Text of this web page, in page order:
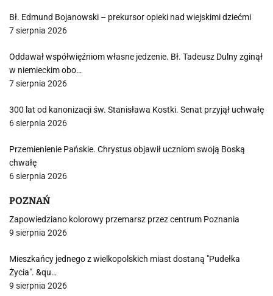
Bł. Edmund Bojanowski – prekursor opieki nad wiejskimi dziećmi
7 sierpnia 2026
Oddawał współwięźniom własne jedzenie. Bł. Tadeusz Dulny zginął
w niemieckim obo…
7 sierpnia 2026
300 lat od kanonizacji św. Stanisława Kostki. Senat przyjął uchwałę
6 sierpnia 2026
Przemienienie Pańskie. Chrystus objawił uczniom swoją Boską
chwałę
6 sierpnia 2026
POZNAŃ
Zapowiedziano kolorowy przemarsz przez centrum Poznania
9 sierpnia 2026
Mieszkańcy jednego z wielkopolskich miast dostaną "Pudełka
Życia". &qu…
9 sierpnia 2026